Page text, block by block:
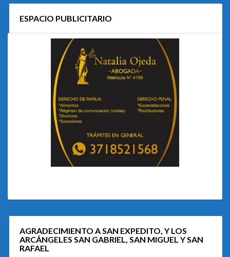
ESPACIO PUBLICITARIO
AGRADECIMIENTO A SAN EXPEDITO, Y LOS
ARCÁNGELES SAN GABRIEL, SAN MIGUEL Y SAN
RAFAEL